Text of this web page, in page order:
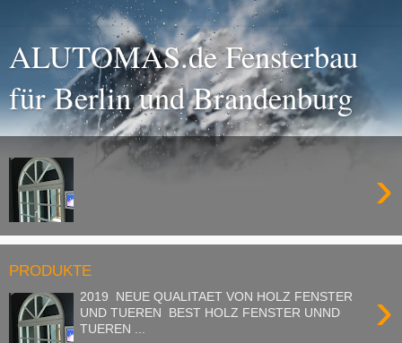
ALUTOMAS.de Fensterbau
für Berlin und Brandenburg
›
PRODUKTE
›
2019 NEUE QUALITAET VON HOLZ FENSTER
UND TUEREN BEST HOLZ FENSTER UNND
TUEREN ...